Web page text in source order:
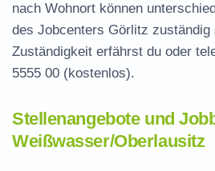
nach Wohnort können
des Jobcenters Görlitz zuständig
Zuständigkeit erfährst du oder
5555 00 (kostenlos).
Stellenangebote und
Weißwasser/Oberlausitz